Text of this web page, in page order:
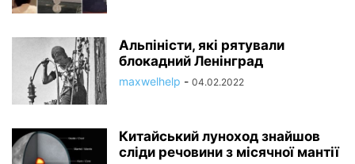
Альпіністи, які рятували
блокадний Ленінград
maxwelhelp - 04.02.2022
Китайський луноход знайшов
сліди речовини з місячної мантії